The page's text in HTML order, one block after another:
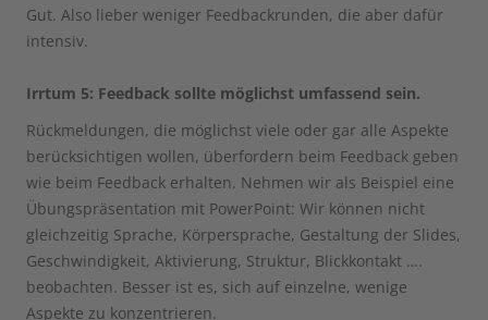
Gut. Also lieber weniger Feedbackrunden, die aber dafür
intensiv.
Irrtum 5: Feedback sollte möglichst umfassend sein.
Rückmeldungen, die möglichst viele oder gar alle Aspekte
berücksichtigen wollen, überfordern beim Feedback geben
wie beim Feedback erhalten. Nehmen wir als Beispiel eine
Übungspräsentation mit PowerPoint: Wir können nicht
gleichzeitig Sprache, Körpersprache, Gestaltung der Slides,
Geschwindigkeit, Aktivierung, Struktur, Blickkontakt ….
beobachten. Besser ist es, sich auf einzelne, wenige
Aspekte zu konzentrieren.